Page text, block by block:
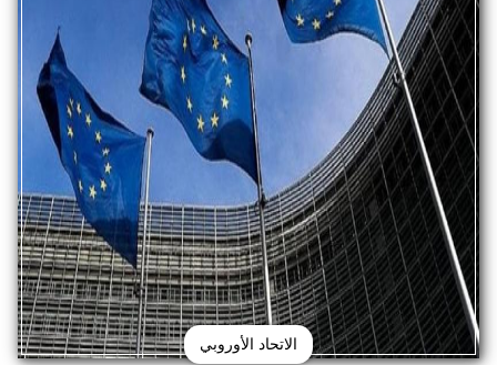
الاتحاد الأوروبي